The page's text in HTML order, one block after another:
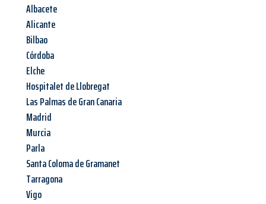
Albacete
Alicante
Bilbao
Córdoba
Elche
Hospitalet de Llobregat
Las Palmas de Gran Canaria
Madrid
Murcia
Parla
Santa Coloma de Gramanet
Tarragona
Vigo